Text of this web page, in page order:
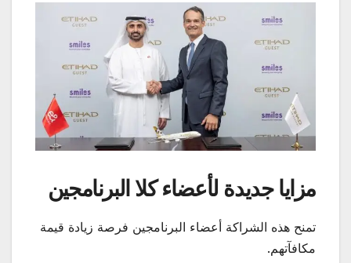
مزايا جديدة لأعضاء كلا البرنامجين
تمنح هذه الشراكة أعضاء البرنامجين فرصة زيادة قيمة
مكافآتهم.